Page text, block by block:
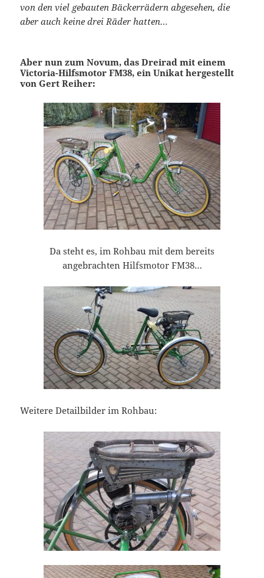
von den viel gebauten Bäckerrädern abgesehen, die
aber auch keine drei Räder hatten…
Aber nun zum Novum, das Dreirad mit einem
Victoria-Hilfsmotor FM38, ein Unikat hergestellt
von Gert Reiher:
Da steht es, im Rohbau mit dem bereits
angebrachten Hilfsmotor FM38…
Weitere Detailbilder im Rohbau: